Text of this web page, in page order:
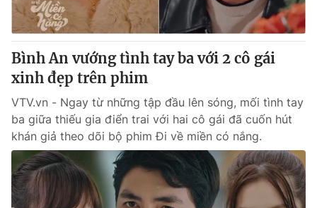
Bình An vướng tình tay ba với 2 cô gái
xinh đẹp trên phim
VTV.vn - Ngay từ những tập đầu lên sóng, mối tình tay
ba giữa thiếu gia điển trai với hai cô gái đã cuốn hút
khán giả theo dõi bộ phim Đi về miền có nắng.